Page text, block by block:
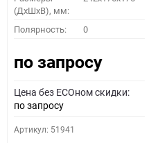
(ДхШхВ), мм:
Полярность: 0
по запросу
Цена без ECOном скидки:
по запросу
Артикул: 51941